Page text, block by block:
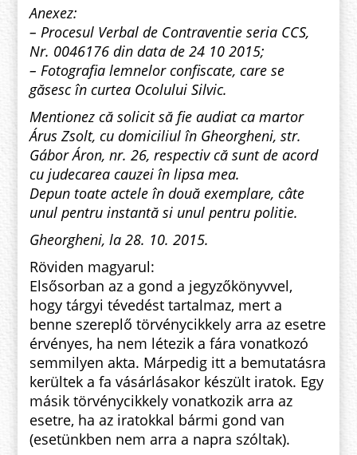
Anexez:
– Procesul Verbal de Contraventie seria CCS,
Nr. 0046176 din data de 24 10 2015;
– Fotografia lemnelor confiscate, care se
găsesc în curtea Ocolului Silvic.
Mentionez că solicit să fie audiat ca martor
Árus Zsolt, cu domiciliul în Gheorgheni, str.
Gábor Áron, nr. 26, respectiv că sunt de acord
cu judecarea cauzei în lipsa mea.
Depun toate actele în două exemplare, câte
unul pentru instantă si unul pentru politie.
Gheorgheni, la 28. 10. 2015.
Röviden magyarul:
Elsősorban az a gond a jegyzőkönyvvel,
hogy tárgyi tévedést tartalmaz, mert a
benne szereplő törvénycikkely arra az esetre
érvényes, ha nem létezik a fára vonatkozó
semmilyen akta. Márpedig itt a bemutatásra
kerültek a fa vásárlásakor készült iratok. Egy
másik törvénycikkely vonatkozik arra az
esetre, ha az iratokkal bármi gond van
(esetünkben nem arra a napra szóltak).